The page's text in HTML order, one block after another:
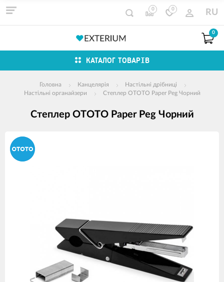
0 0 RU
0
КАТАЛОГ ТОВАРІВ
Головна Канцелярія
Настільні дрібниці
Настільні органайзери
Степлер OTOTO Paper Peg Чорний
Степлер OTOTO Paper Peg Чорний
зображення
продуктів